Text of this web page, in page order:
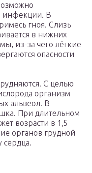
инфекции. В
гноя. Слизь
в нижних
из-за чего лёгкие
опасности
С целью
организм
альвеол. В
При длительном
возрасти в 1,5
органов грудной
сердца.